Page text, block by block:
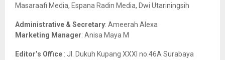
Masaraafi Media, Espana Radin Media, Dwi Utariningsih
Administrative & Secretary: Ameerah Alexa
Marketing Manager: Anisa Maya M
Editor’s Office : Jl. Dukuh Kupang XXXI no.46A Surabaya